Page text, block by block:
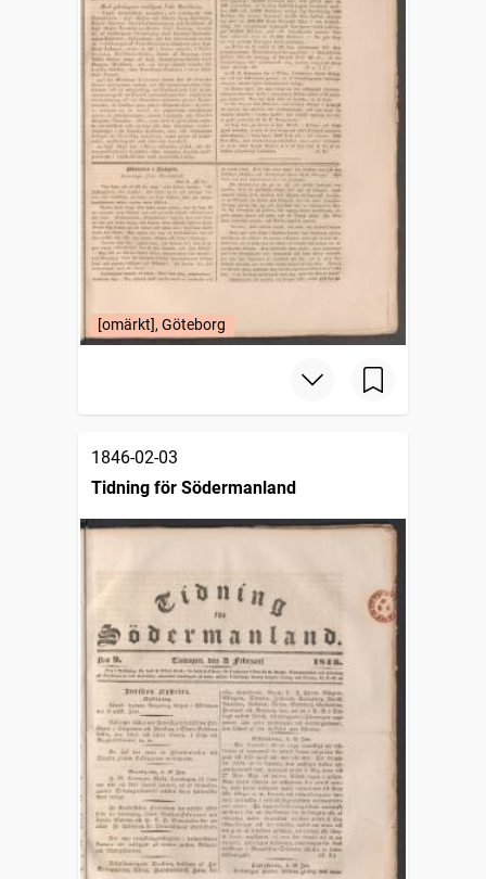
[omärkt], Göteborg
1846-02-03
Tidning för Södermanland